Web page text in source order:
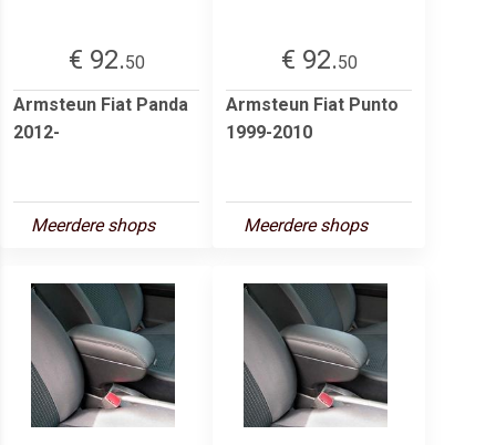
€ 92.50
Armsteun Fiat Panda
2012-
Meerdere shops
€ 92.50
Armsteun Fiat Punto
1999-2010
Meerdere shops